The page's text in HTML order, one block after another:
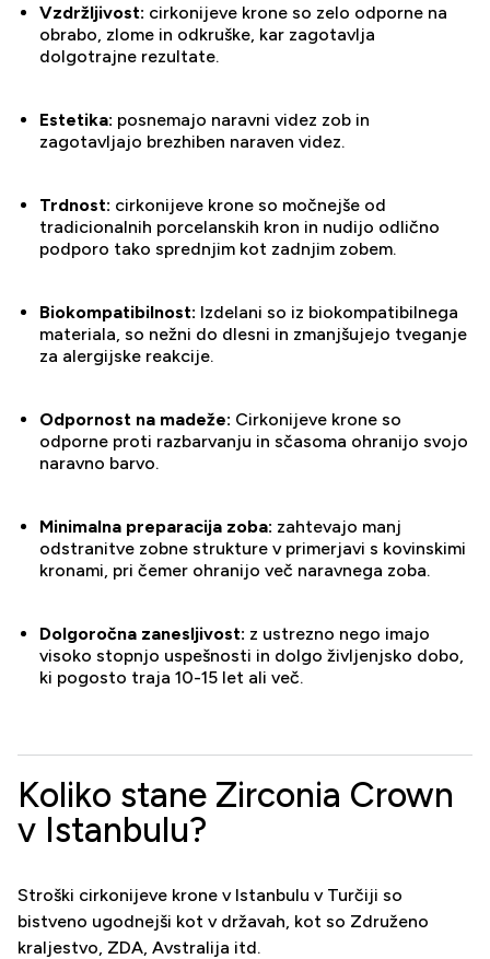
Vzdržljivost: cirkonijeve krone so zelo odporne na
obrabo, zlome in odkruške, kar zagotavlja
dolgotrajne rezultate.
Estetika: posnemajo naravni videz zob in
zagotavljajo brezhiben naraven videz.
Trdnost: cirkonijeve krone so močnejše od
tradicionalnih porcelanskih kron in nudijo odlično
podporo tako sprednjim kot zadnjim zobem.
Biokompatibilnost: Izdelani so iz biokompatibilnega
materiala, so nežni do dlesni in zmanjšujejo tveganje
za alergijske reakcije.
Odpornost na madeže: Cirkonijeve krone so
odporne proti razbarvanju in sčasoma ohranijo svojo
naravno barvo.
Minimalna preparacija zoba: zahtevajo manj
odstranitve zobne strukture v primerjavi s kovinskimi
kronami, pri čemer ohranijo več naravnega zoba.
Dolgoročna zanesljivost: z ustrezno nego imajo
visoko stopnjo uspešnosti in dolgo življenjsko dobo,
ki pogosto traja 10-15 let ali več.
Koliko stane Zirconia Crown
v Istanbulu?
Stroški cirkonijeve krone v Istanbulu v Turčiji so
bistveno ugodnejši kot v državah, kot so Združeno
kraljestvo, ZDA, Avstralija itd.